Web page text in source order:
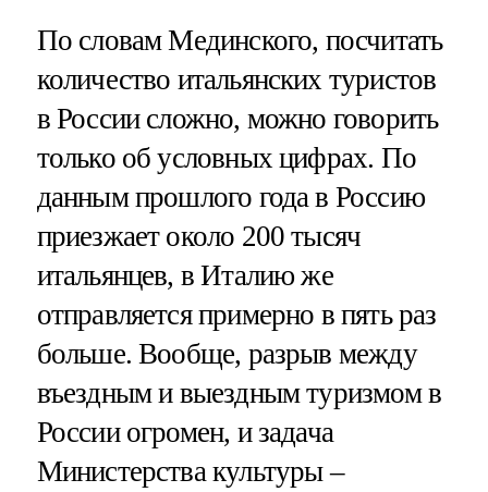
По словам Мединского, посчитать
количество итальянских туристов
в России сложно, можно говорить
только об условных цифрах. По
данным прошлого года в Россию
приезжает около 200 тысяч
итальянцев, в Италию же
отправляется примерно в пять раз
больше. Вообще, разрыв между
въездным и выездным туризмом в
России огромен, и задача
Министерства культуры –